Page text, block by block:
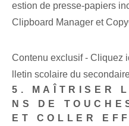
estion de presse-papiers
Clipboard Manager et
Contenu exclusif - Cliquez
lletin scolaire du
5. MAÎTRISER
NS DE
ET COLLER